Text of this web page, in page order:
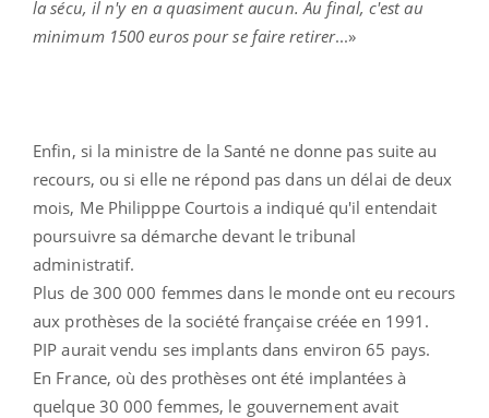
la sécu, il n'y en a quasiment aucun. Au final, c'est au
minimum 1500 euros pour se faire retirer...»
Enfin, si la ministre de la Santé ne donne pas suite au
recours, ou si elle ne répond pas dans un délai de deux
mois, Me Philipppe Courtois a indiqué qu'il entendait
poursuivre sa démarche devant le tribunal
administratif.
Plus de 300 000 femmes dans le monde ont eu recours
aux prothèses de la société française créée en 1991.
PIP aurait vendu ses implants dans environ 65 pays.
En France, où des prothèses ont été implantées à
quelque 30 000 femmes, le gouvernement avait